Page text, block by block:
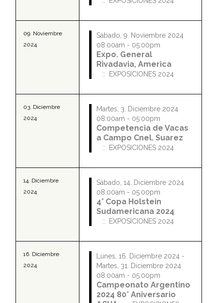
09. Noviembre
2024
Sábado, 9. Noviembre 2024
08:00am - 05:00pm
Expo. General
Rivadavia, America
:: EXPOSICIONES 2024
03. Diciembre
2024
Martes, 3. Diciembre 2024
08:00am - 05:00pm
Competencia de Vacas
a Campo Cnel. Suarez
:: EXPOSICIONES 2024
14. Diciembre
2024
Sábado, 14. Diciembre 2024
08:00am - 05:00pm
4° Copa Holstein
Sudamericana 2024
:: EXPOSICIONES 2024
16. Diciembre
2024
Lunes, 16. Diciembre 2024 -
Martes, 31. Diciembre 2024
08:00am - 05:00pm
Campeonato Argentino
2024 80° Aniversario